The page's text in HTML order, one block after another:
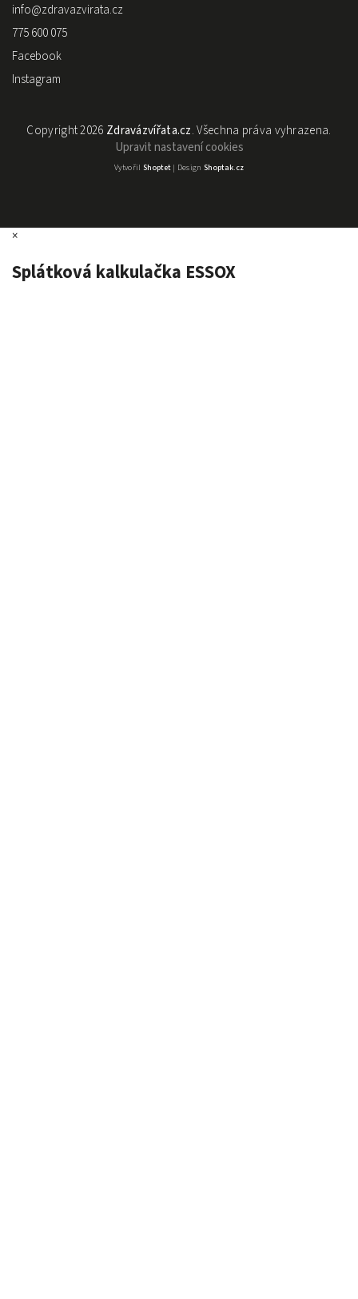
info@zdravazvirata.cz
775 600 075
Facebook
Instagram
Copyright 2026 Zdravázvířata.cz. Všechna práva vyhrazena.
Upravit nastavení cookies
Vytvořil Shoptet| Design Shoptak.cz
×
Splátková kalkulačka ESSOX